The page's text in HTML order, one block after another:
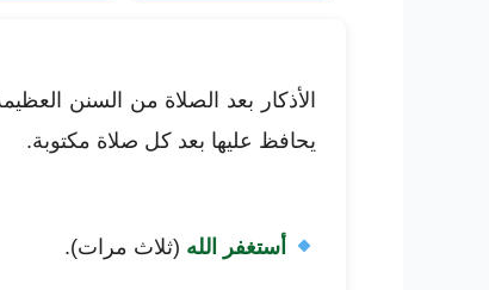
الأذكار بعد الصلاة من السنن
يحافظ عليها بعد كل صلاة مكتوبة.
أستغفر الله (ثلاث مرات).